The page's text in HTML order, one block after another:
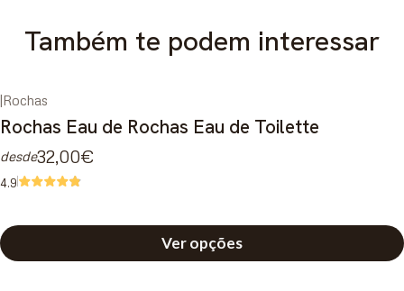
Também te podem interessar
|Rochas
Rochas Eau de Rochas Eau de Toilette
desde32,00€
4.9
Ver opções